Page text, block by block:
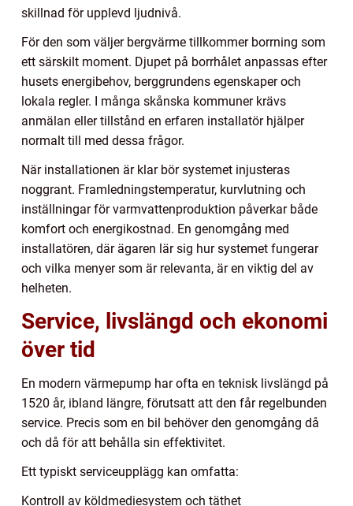
skillnad för upplevd ljudnivå.
För den som väljer bergvärme tillkommer borrning som
ett särskilt moment. Djupet på borrhålet anpassas efter
husets energibehov, berggrundens egenskaper och
lokala regler. I många skånska kommuner krävs
anmälan eller tillstånd en erfaren installatör hjälper
normalt till med dessa frågor.
När installationen är klar bör systemet injusteras
noggrant. Framledningstemperatur, kurvlutning och
inställningar för varmvattenproduktion påverkar både
komfort och energikostnad. En genomgång med
installatören, där ägaren lär sig hur systemet fungerar
och vilka menyer som är relevanta, är en viktig del av
helheten.
Service, livslängd och ekonomi
över tid
En modern värmepump har ofta en teknisk livslängd på
1520 år, ibland längre, förutsatt att den får regelbunden
service. Precis som en bil behöver den genomgång då
och då för att behålla sin effektivitet.
Ett typiskt serviceupplägg kan omfatta:
Kontroll av köldmediesystem och täthet